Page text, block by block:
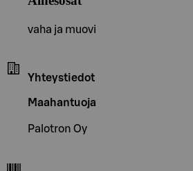
vaha ja muovi
Yhteystiedot
Maahantuoja
Palotron Oy